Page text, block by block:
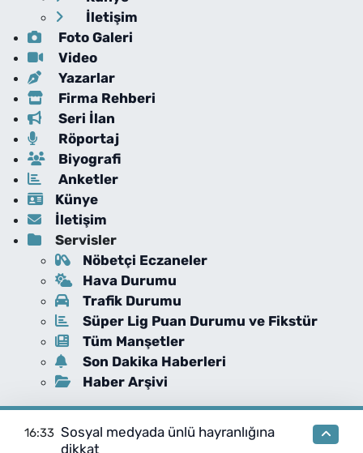
İletişim
Foto Galeri
Video
Yazarlar
Firma Rehberi
Seri İlan
Röportaj
Biyografi
Anketler
Künye
İletişim
Servisler
Nöbetçi Eczaneler
Hava Durumu
Trafik Durumu
Süper Lig Puan Durumu ve Fikstür
Tüm Manşetler
Son Dakika Haberleri
Haber Arşivi
16:33 Sosyal medyada ünlü hayranlığına
dikkat